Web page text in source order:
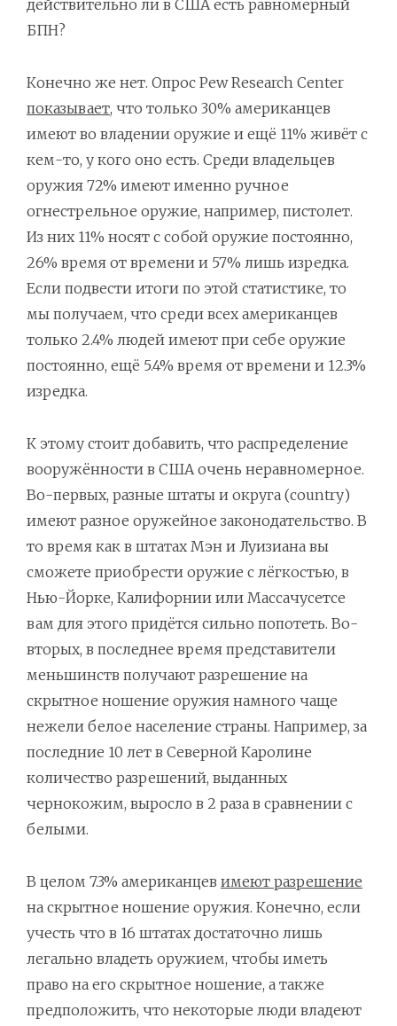
действительно ли в США есть равномерный
БПН?
Конечно же нет. Опрос Pew Research Center
показывает, что только 30% американцев
имеют во владении оружие и ещё 11% живёт с
кем-то, у кого оно есть. Среди владельцев
оружия 72% имеют именно ручное
огнестрельное оружие, например, пистолет.
Из них 11% носят с собой оружие постоянно,
26% время от времени и 57% лишь изредка.
Если подвести итоги по этой статистике, то
мы получаем, что среди всех американцев
только 2.4% людей имеют при себе оружие
постоянно, ещё 5.4% время от времени и 12.3%
изредка.
К этому стоит добавить, что распределение
вооружённости в США очень неравномерное.
Во-первых, разные штаты и округа (country)
имеют разное оружейное законодательство. В
то время как в штатах Мэн и Луизиана вы
сможете приобрести оружие с лёгкостью, в
Нью-Йорке, Калифорнии или Массачусетсе
вам для этого придётся сильно попотеть. Во-
вторых, в последнее время представители
меньшинств получают разрешение на
скрытное ношение оружия намного чаще
нежели белое население страны. Например, за
последние 10 лет в Северной Каролине
количество разрешений, выданных
чернокожим, выросло в 2 раза в сравнении с
белыми.
В целом 7.3% американцев имеют разрешение
на скрытное ношение оружия. Конечно, если
учесть что в 16 штатах достаточно лишь
легально владеть оружием, чтобы иметь
право на его скрытное ношение, а также
предположить, что некоторые люди владеют